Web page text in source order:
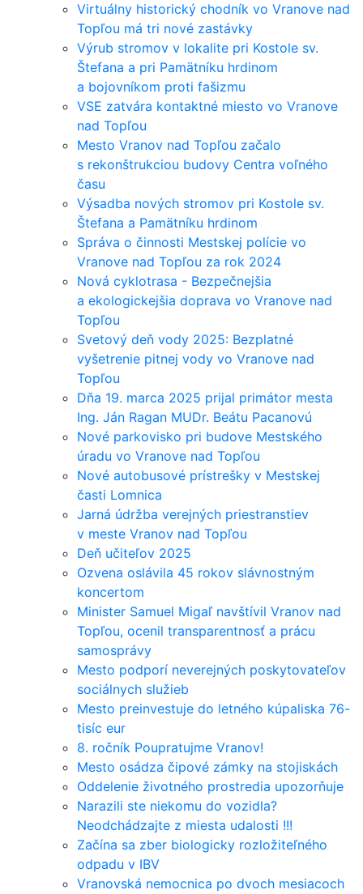
Virtuálny historický chodník vo Vranove nad
Topľou má tri nové zastávky
Výrub stromov v lokalite pri Kostole sv.
Štefana a pri Pamätníku hrdinom
a bojovníkom proti fašizmu
VSE zatvára kontaktné miesto vo Vranove
nad Topľou
Mesto Vranov nad Topľou začalo
s rekonštrukciou budovy Centra voľného
času
Výsadba nových stromov pri Kostole sv.
Štefana a Pamätníku hrdinom
Správa o činnosti Mestskej polície vo
Vranove nad Topľou za rok 2024
Nová cyklotrasa - Bezpečnejšia
a ekologickejšia doprava vo Vranove nad
Topľou
Svetový deň vody 2025: Bezplatné
vyšetrenie pitnej vody vo Vranove nad
Topľou
Dňa 19. marca 2025 prijal primátor mesta
Ing. Ján Ragan MUDr. Beátu Pacanovú
Nové parkovisko pri budove Mestského
úradu vo Vranove nad Topľou
Nové autobusové prístrešky v Mestskej
časti Lomnica
Jarná údržba verejných priestranstiev
v meste Vranov nad Topľou
Deň učiteľov 2025
Ozvena oslávila 45 rokov slávnostným
koncertom
Minister Samuel Migaľ navštívil Vranov nad
Topľou, ocenil transparentnosť a prácu
samosprávy
Mesto podporí neverejných poskytovateľov
sociálnych služieb
Mesto preinvestuje do letného kúpaliska 76-
tisíc eur
8. ročník Poupratujme Vranov!
Mesto osádza čipové zámky na stojiskách
Oddelenie životného prostredia upozorňuje
Narazili ste niekomu do vozidla?
Neodchádzajte z miesta udalosti !!!
Začína sa zber biologicky rozložiteľného
odpadu v IBV
Vranovská nemocnica po dvoch mesiacoch